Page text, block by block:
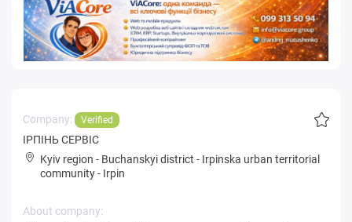
Company: Verified
ІРПІНЬ СЕРВІС
Kyiv region - Buchanskyi district - Irpinska urban territorial
community- Irpin
About company: